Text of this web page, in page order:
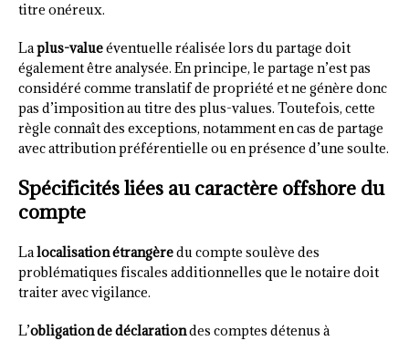
titre onéreux.
Laplus-valueéventuelle réalisée lors du partage doit
également être analysée. En principe, le partage n’est pas
considéré comme translatif de propriété et ne génère donc
pas d’imposition au titre des plus-values. Toutefois, cette
règle connaît des exceptions, notamment en cas de partage
avec attribution préférentielle ou en présence d’une soulte.
Spécificités liées au caractère offshore du
compte
Lalocalisation étrangèredu compte soulève des
problématiques fiscales additionnelles que le notaire doit
traiter avec vigilance.
L’obligation de déclarationdes comptes détenus à